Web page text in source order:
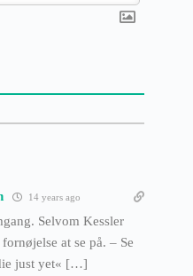
14 years ago
Selvom Kessler
at se på. – Se
just yet« […]